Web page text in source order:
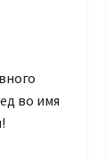
во имя